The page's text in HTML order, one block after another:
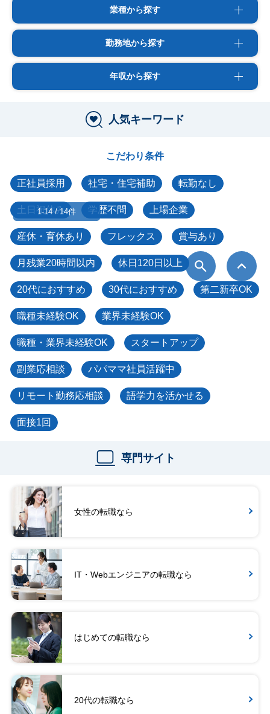
業種から探す
勤務地から探す
年収から探す
人気キーワード
こだわり条件
正社員採用 社宅・住宅補助 転勤なし
土日祝休み 学歴不問 上場企業
産休・育休あり フレックス 賞与あり
月残業20時間以内 休日120日以上
20代におすすめ 30代におすすめ 第二新卒OK
職種未経験OK 業界未経験OK
職種・業界未経験OK スタートアップ
副業応相談 パパママ社員活躍中
リモート勤務応相談 語学力を活かせる
面接1回
専門サイト
女性の転職なら
IT・Webエンジニアの転職なら
はじめての転職なら
20代の転職なら
1-14 / 14件